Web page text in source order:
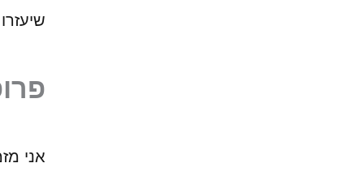
אני